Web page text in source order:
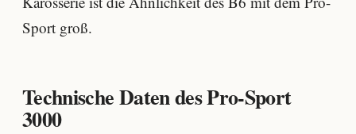
Sport groß.
Technische Daten des Pro-Sport
3000